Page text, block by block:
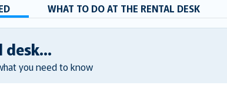
WHAT TO DO AT THE RENTAL DESK
you need to know